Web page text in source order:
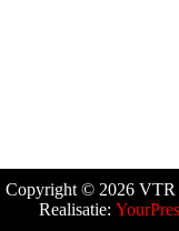
Copyright © 2026
Realisatie: